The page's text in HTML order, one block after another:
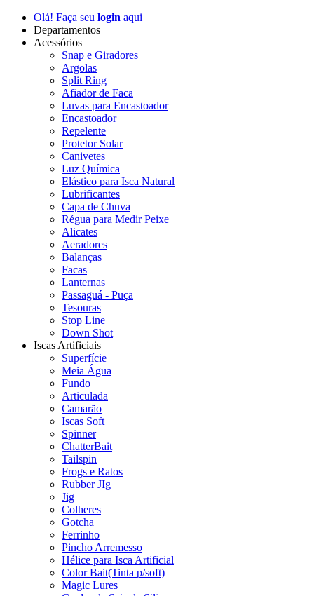
Olá! Faça seu login aqui
Departamentos
Acessórios
Snap e Giradores
Argolas
Split Ring
Afiador de Faca
Luvas para Encastoador
Encastoador
Repelente
Protetor Solar
Canivetes
Luz Química
Elástico para Isca Natural
Lubrificantes
Capa de Chuva
Régua para Medir Peixe
Alicates
Aeradores
Balanças
Facas
Lanternas
Passaguá - Puça
Tesouras
Stop Line
Down Shot
Iscas Artificiais
Superfície
Meia Água
Fundo
Articulada
Camarão
Iscas Soft
Spinner
ChatterBait
Tailspin
Frogs e Ratos
Rubber JIg
Jig
Colheres
Gotcha
Ferrinho
Pincho Arremesso
Hélice para Isca Artificial
Color Bait(Tinta p/soft)
Magic Lures